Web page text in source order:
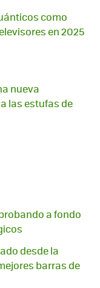
como
en 2025
nueva
las estufas de
a fondo
desde la
barras de